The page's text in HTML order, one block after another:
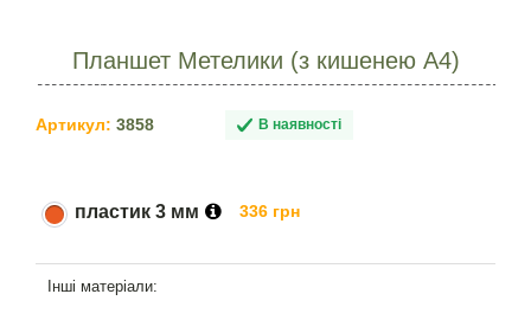
Планшет Метелики (з кишенею А4)
Артикул: 3858 В наявності
пластик 3 мм 336 грн